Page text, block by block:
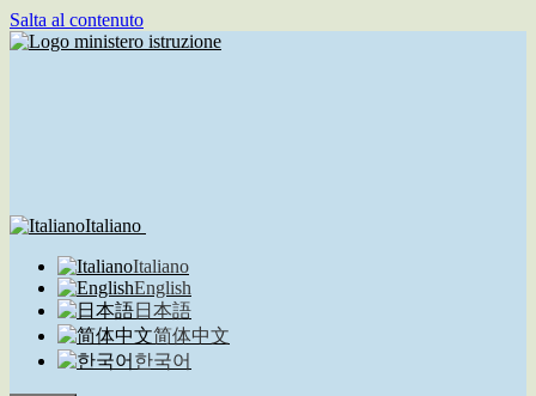
Salta al contenuto
Italiano
Italiano
English
日本語
简体中文
한국어